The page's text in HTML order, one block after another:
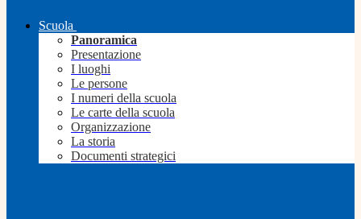
Scuola
Panoramica
Presentazione
I luoghi
Le persone
I numeri della scuola
Le carte della scuola
Organizzazione
La storia
Documenti strategici